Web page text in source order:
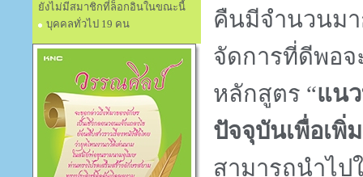
ยังไม่มีสมาชิกที่ล็อกอินในขณะนี้
บุคคลทั่วไป 19 คน
คืนมีจำนวนม
จัดการที่ดีพอ
หลักสูตร “แน
ปัจจุบันเพื่อเพิ่
สามารถนำไป